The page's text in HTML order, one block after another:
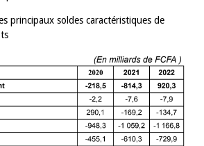
principaux soldes caractéristiques de